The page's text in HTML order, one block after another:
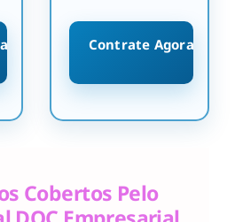
Contrate Agora
Cobertos Pelo